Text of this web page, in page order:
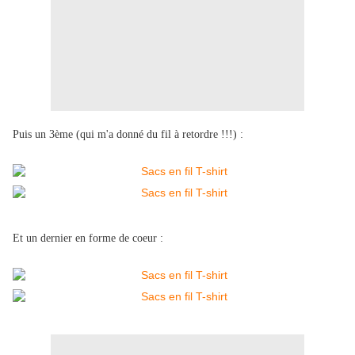
Puis un 3ème (qui m'a donné du fil à retordre !!!) :
Et un dernier en forme de coeur :